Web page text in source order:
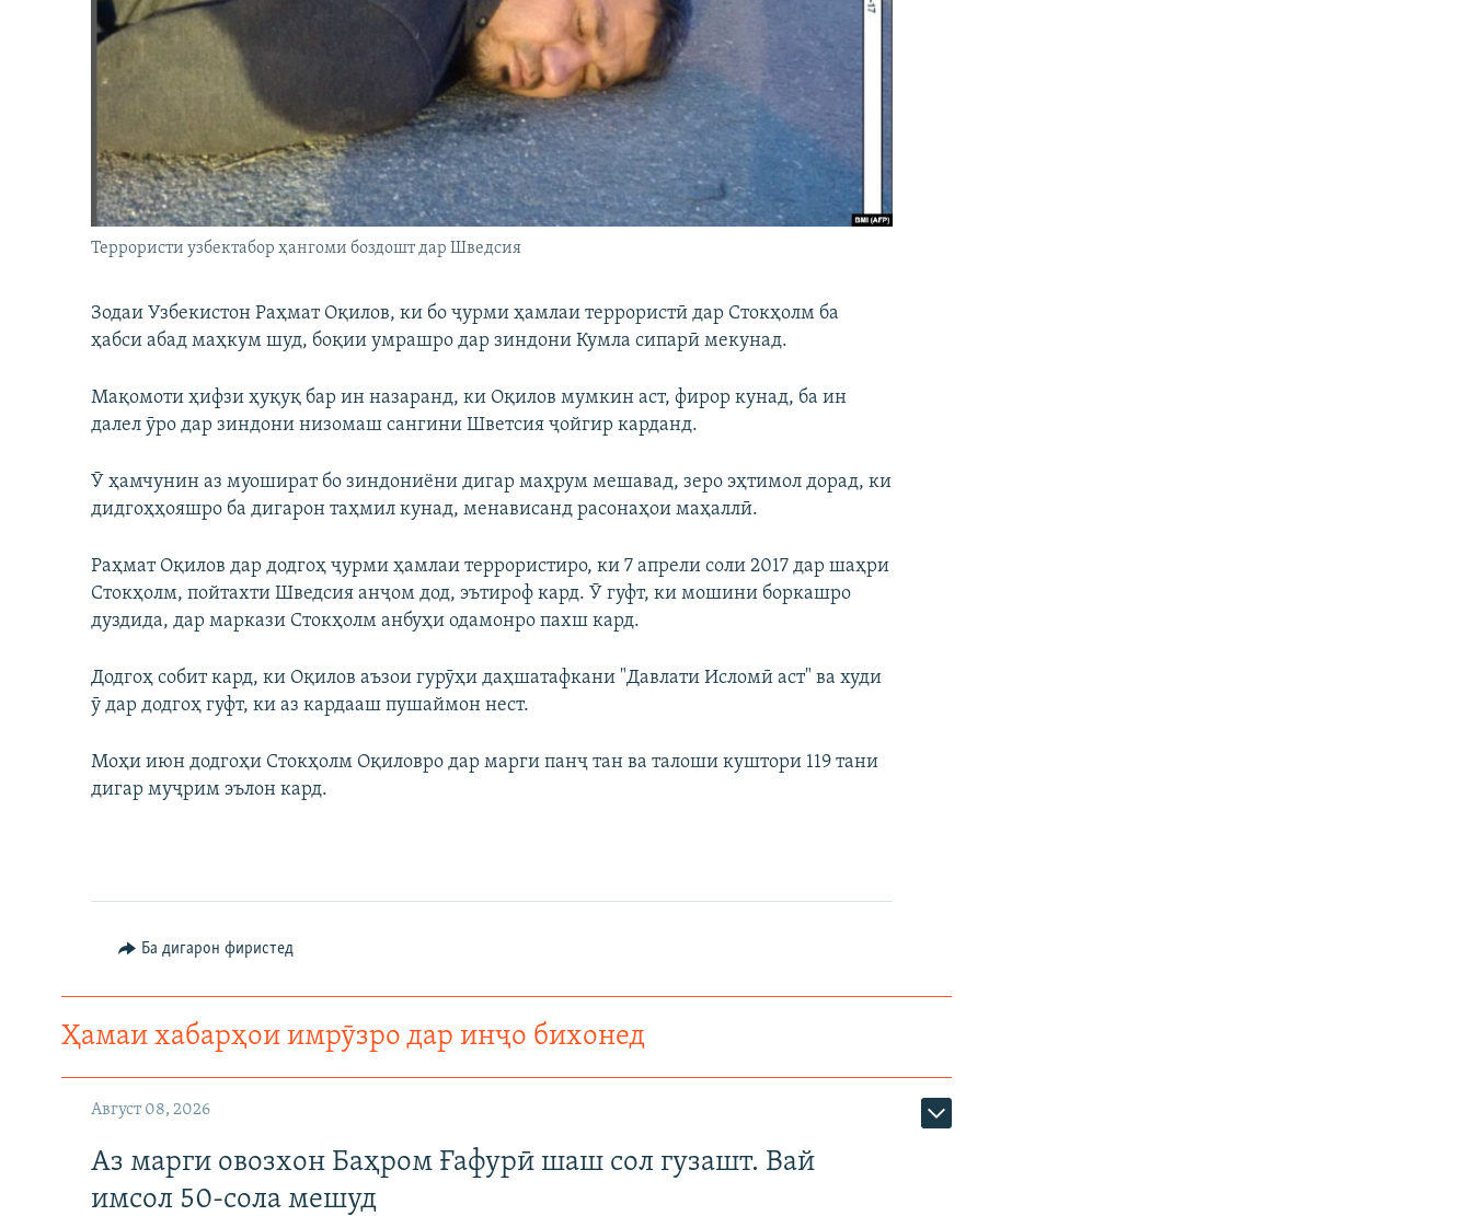
Террористи узбектабор ҳангоми боздошт дар Шведсия
Зодаи Узбекистон Раҳмат Оқилов, ки бо ҷурми ҳамлаи террористӣ дар Стокҳолм ба
ҳабси абад маҳкум шуд, боқии умрашро дар зиндони Кумла сипарӣ мекунад.
Мақомоти ҳифзи ҳуқуқ бар ин назаранд, ки Оқилов мумкин аст, фирор кунад, ба ин
далел ӯро дар зиндони низомаш сангини Шветсия ҷойгир карданд.
Ӯ ҳамчунин аз муошират бо зиндониёни дигар маҳрум мешавад, зеро эҳтимол дорад, ки
дидгоҳҳояшро ба дигарон таҳмил кунад, менависанд расонаҳои маҳаллӣ.
Раҳмат Оқилов дар додгоҳ ҷурми ҳамлаи террористиро, ки 7 апрели соли 2017 дар шаҳри
Стокҳолм, пойтахти Шведсия анҷом дод, эътироф кард. Ӯ гуфт, ки мошини боркашро
дуздида, дар маркази Стокҳолм анбуҳи одамонро пахш кард.
Додгоҳ собит кард, ки Оқилов аъзои гурӯҳи даҳшатафкани "Давлати Исломӣ аст" ва худи
ӯ дар додгоҳ гуфт, ки аз кардааш пушаймон нест.
Моҳи июн додгоҳи Стокҳолм Оқиловро дар марги панҷ тан ва талоши куштори 119 тани
дигар муҷрим эълон кард.
Ба дигарон фиристед
Ҳамаи хабарҳои имрӯзро дар инҷо бихонед
Август 08, 2026
Аз марги овозхон Баҳром Ғафурӣ шаш сол гузашт. Вай
имсол 50-сола мешуд